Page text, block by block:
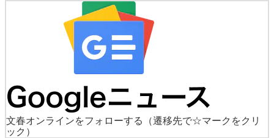
文春オンラインをフォローする
（遷移先で☆マークをクリ
ック）